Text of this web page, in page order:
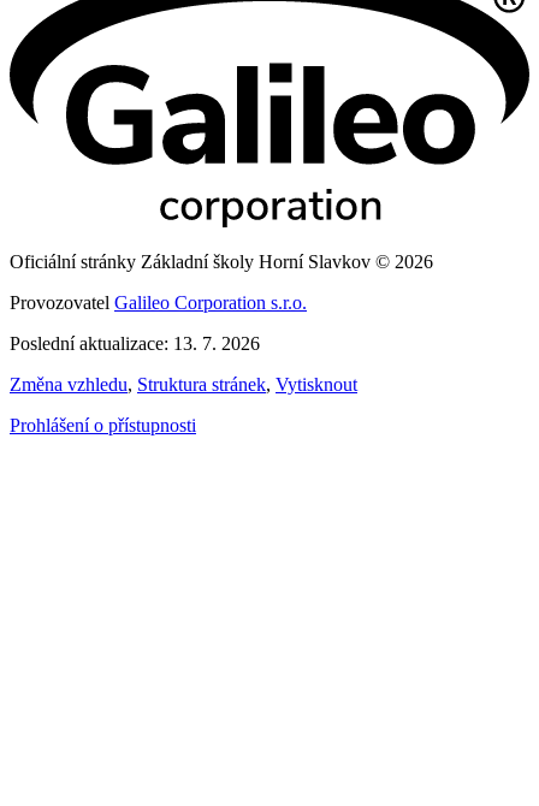
Oficiální stránky Základní školy Horní Slavkov © 2026
Provozovatel Galileo Corporation s.r.o.
Poslední aktualizace: 13. 7. 2026
Změna vzhledu, Struktura stránek, Vytisknout
Prohlášení o přístupnosti